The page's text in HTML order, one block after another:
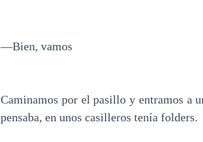
—Bien, vamos
Caminamos por el pasillo y entramos a
pensaba, en unos casilleros tenía folders.